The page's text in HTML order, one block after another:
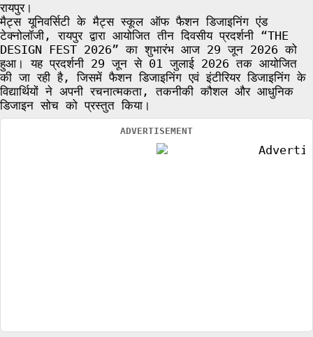
रायपुर।
मैट्स यूनिवर्सिटी के मैट्स स्कूल ऑफ फैशन डिजाइनिंग एंड
टेक्नोलॉजी, रायपुर द्वारा आयोजित तीन दिवसीय प्रदर्शनी “THE
DESIGN FEST 2026” का शुभारंभ आज 29 जून 2026 को
हुआ। यह प्रदर्शनी 29 जून से 01 जुलाई 2026 तक आयोजित
की जा रही है, जिसमें फैशन डिजाइनिंग एवं इंटीरियर डिजाइनिंग के
विद्यार्थियों ने अपनी रचनात्मकता, तकनीकी कौशल और आधुनिक
डिजाइन सोच को प्रस्तुत किया।
ADVERTISEMENT